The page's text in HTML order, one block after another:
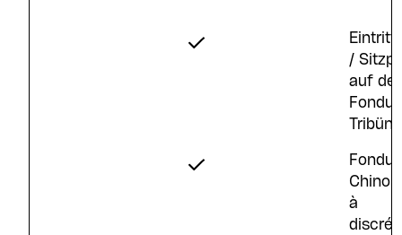
/
auf der
Tribüne
Fondue
à